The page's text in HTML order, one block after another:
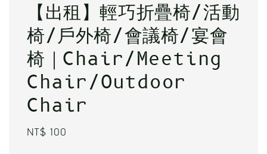
【出租】輕巧折疊椅/活動
椅/戶外椅/會議椅/宴會
椅｜Chair/Meeting
Chair/Outdoor
Chair
Regular
NT$ 100